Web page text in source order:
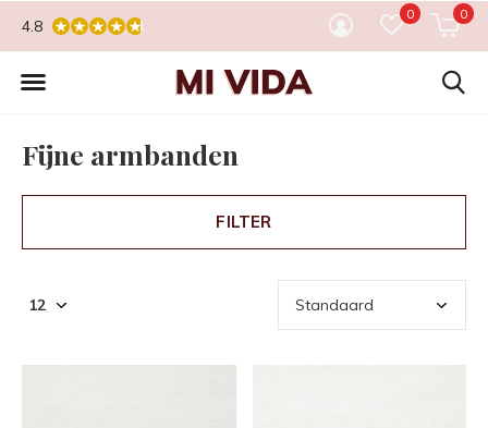
0 0
4.8
Fijne armbanden
FILTER